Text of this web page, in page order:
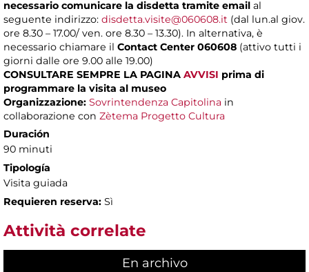
necessario comunicare la disdetta tramite email al
seguente indirizzo: disdetta.visite@060608.it (dal lun.al giov.
ore 8.30 – 17.00/ ven. ore 8.30 – 13.30). In alternativa, è
necessario chiamare il Contact Center 060608 (attivo tutti i
giorni dalle ore 9.00 alle 19.00)
CONSULTARE SEMPRE LA PAGINA AVVISI prima di
programmare la visita al museo
Organizzazione: Sovrintendenza Capitolina in
collaborazione con Zètema Progetto Cultura
Duración
90 minuti
Tipología
Visita guiada
Requieren reserva: Sì
Attività correlate
En archivo